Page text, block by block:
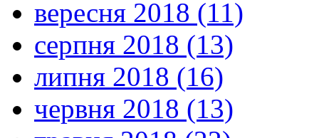
вересня 2018 (11)
серпня 2018 (13)
липня 2018 (16)
червня 2018 (13)